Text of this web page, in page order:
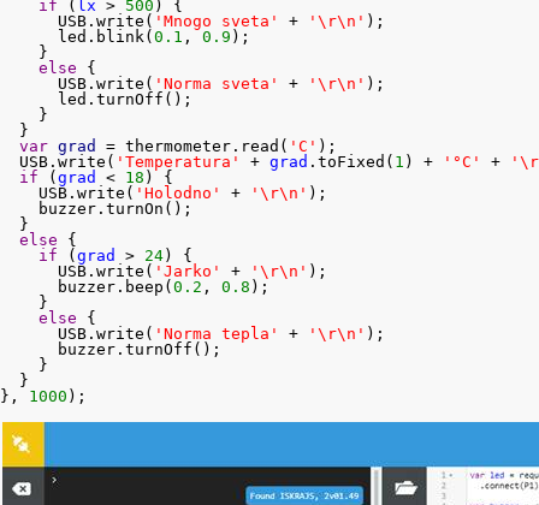
if ( lx > 500 ) {
      USB.write(
'Mnogo sveta' + '\r\n' );
      led.blink(
0.1 , 0.9 );
    }
else {
      USB.write(
'Norma sveta' + '\r\n' );
      led.turnOff();
    }
  }
var grad = thermometer.read( 'C' );
  USB.write(
'Temperatura' + grad .toFixed( 1 ) + '°C' +
if ( grad < 18 ) {
    USB.write(
'Holodno' + '\r\n' );
    buzzer.turnOn();
  }
else {
if ( grad > 24) {
      USB.write(
'Jarko' + '\r\n' );
      buzzer.beep(
0.2 , 0.8 );
    }
else {
      USB.write(
'Norma tepla' + '\r\n' );
      buzzer.turnOff();
    }
  }
}, 1000 );